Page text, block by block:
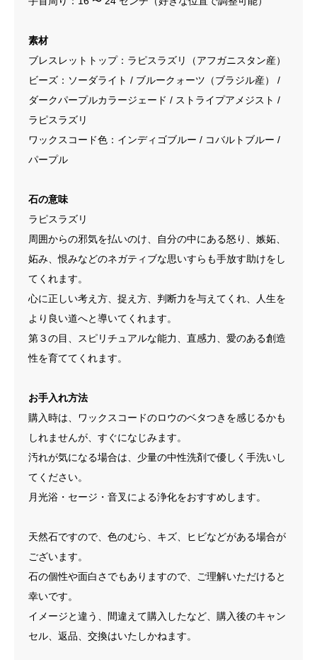
素材
ブレスレットトップ：ラピスラズリ（アフガニスタン産）
ビーズ：ソーダライト / ブルークォーツ（ブラジル産） /
ダークパープルカラージェード / ストライプアメジスト /
ラピスラズリ
ワックスコード色：インディゴブルー / コバルトブルー /
パープル
石の意味
ラピスラズリ
周囲からの邪気を払いのけ、自分の中にある怒り、嫉妬、
妬み、恨みなどのネガティブな思いすらも手放す助けをし
てくれます。
心に正しい考え方、捉え方、判断力を与えてくれ、人生を
より良い道へと導いてくれます。
第３の目、スピリチュアルな能力、直感力、愛のある創造
性を育ててくれます。
お手入れ方法
購入時は、ワックスコードのロウのベタつきを感じるかも
しれませんが、すぐになじみます。
汚れが気になる場合は、少量の中性洗剤で優しく手洗いし
てください。
月光浴・セージ・音叉による浄化をおすすめします。
天然石ですので、色のむら、キズ、ヒビなどがある場合が
ございます。
石の個性や面白さでもありますので、ご理解いただけると
幸いです。
イメージと違う、間違えて購入したなど、購入後のキャン
セル、返品、交換はいたしかねます。